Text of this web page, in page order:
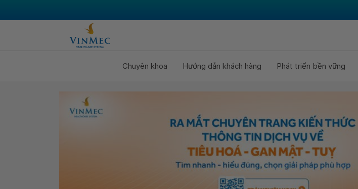
Chuyên khoa Hướng dẫn khách hàng Phát triển bền vững